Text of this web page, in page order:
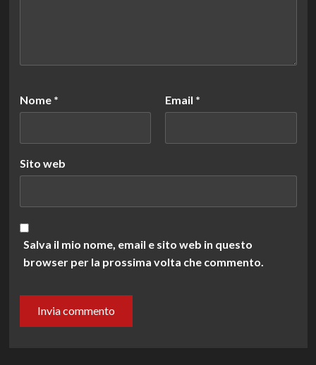
Nome * Email *
Sito web
Salva il mio nome, email e sito web in questo
browser per la prossima volta che commento.